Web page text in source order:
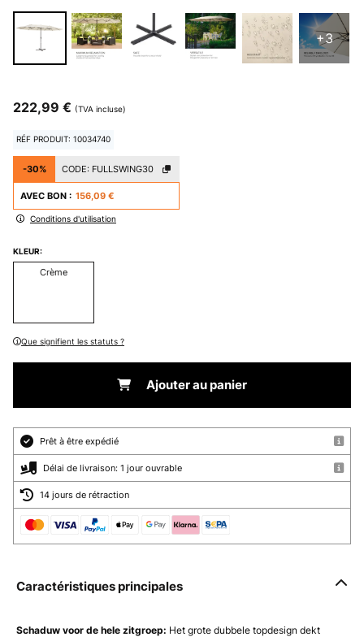
+3
222,99 € (TVA incluse)
RÉF PRODUIT: 10034740
-30% CODE: FULLSWING30
AVEC BON : 156,09 €
Conditions d'utilisation
KLEUR:
Crème
Que signifient les statuts ?
Ajouter au panier
Prêt à être expédié
Délai de livraison: 1 jour ouvrable
14 jours de rétraction
Caractéristiques principales
Schaduw voor de hele zitgroep: Het grote dubbele topdesign dekt